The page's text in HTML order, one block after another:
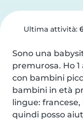
Ultima attività:
Sono una
premurosa. Ho
con bambini
bambini in età
lingue:
quindi posso